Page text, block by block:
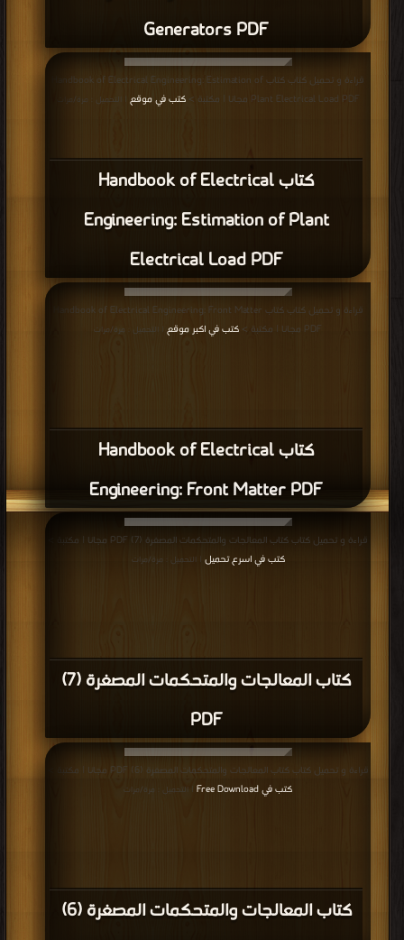
Generators PDF
كتاب Handbook of Electrical
Engineering: Estimation of Plant
Electrical Load PDF
قراءة و تحميل كتاب كتاب Handbook of Electrical Engineering: Estimation of
Plant Electrical Load PDF مجانا | مكتبة >
كتب في موقع | التحميل : مرة/مرات
كتاب Handbook of Electrical
Engineering: Front Matter PDF
قراءة و تحميل كتاب كتاب Handbook of Electrical Engineering: Front Matter
PDF مجانا | مكتبة >
كتب في اكبر موقع | التحميل : مرة/مرات
كتاب المعالجات والمتحكمات المصغرة (7)
PDF
قراءة و تحميل كتاب كتاب المعالجات والمتحكمات المصغرة (7) PDF مجانا | مكتبة >
كتب في اسرع تحميل
| التحميل : مرة/مرات
كتاب المعالجات والمتحكمات المصغرة (6)
قراءة و تحميل كتاب كتاب المعالجات والمتحكمات المصغرة (6) PDF مجانا | مكتبة >
كتب في Free Download
| التحميل : مرة/مرات